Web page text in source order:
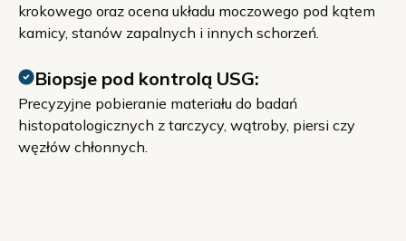
krokowego oraz ocena układu moczowego pod kątem
kamicy, stanów zapalnych i innych schorzeń.
Biopsje pod kontrolą USG:
Precyzyjne pobieranie materiału do badań
histopatologicznych z tarczycy, wątroby, piersi czy
węzłów chłonnych.